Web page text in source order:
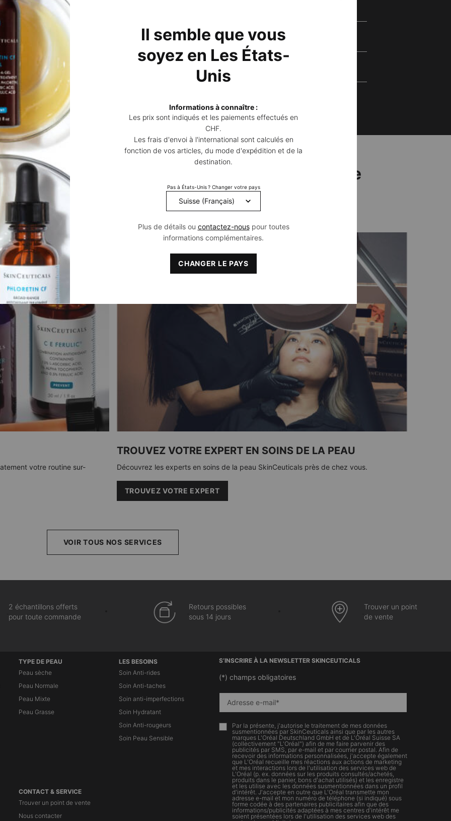
Faut-il nettoyer la peau après avoir utilisé des masques faciaux ?
Comment appliquer les masques pour le visage ?
Combien de temps laisser poser un masque ?
un professionnel pour créer votre routine
Découvrez nos services pour construire votre routine personnalisée
votre routine sur-
TROUVEZ VOTRE EXPERT EN SOINS DE LA PEAU
Découvrez les experts en soins de la peau SkinCeuticals près de chez vous.
TROUVEZ VOTRE EXPERT
VOIR TOUS NOS SERVICES
2 échantillons offerts
pour toute commande
Retours possibles
sous 14 jours
Trouver un point
de vente
TYPE DE PEAU
Peau sèche
Peau Normale
Peau Mixte
Peau Grasse
LES BESOINS
Soin Anti-rides
Soin Anti-taches
Soin anti-imperfections
Soin Hydratant
Soin Anti-rougeurs
Soin Peau Sensible
CONTACT & SERVICE
Trouver un point de vente
Nous contacter
S’INSCRIRE À LA NEWSLETTER SKINCEUTICALS
(*) champs obligatoires
Adresse e-mail*
Par la présente, j'autorise le traitement de mes données
susmentionnées par SkinCeuticals ainsi que par les autres
marques L'Oréal Deutschland GmbH et de L'Oréal Suisse SA
(collectivement "L'Oréal") afin de me faire parvenir des
publicités par SMS, par e-mail et par courrier postal. Afin de
recevoir des informations personnalisées, j'accepte également
que L'Oréal recueille mes réactions aux actions de marketing
et mes interactions lors de l'utilisation des services web de
L'Oréal (p. ex. données sur les produits consultés/achetés,
produits dans le panier, bons d'achat utilisés) et les enregistre
et les utilise avec les données susmentionnées dans un profil
d'intérêt. J'accepte en outre que L'Oréal transmette mon
adresse e-mail et mon numéro de téléphone (si indiqué) sous
forme codée à des partenaires publicitaires afin que des
informations/publicités adaptées à mes centres d'intérêt me
soient présentées lors de l'utilisation des services web des
Il semble que vous
soyez en Les États-
Unis
Informations à connaître :
Les prix sont indiqués et les paiements effectués en
CHF.
Les frais d'envoi à l'international sont calculés en
fonction de vos articles, du mode d'expédition et de la
destination.
Pas à États-Unis ? Changer votre pays
Plus de détails ou contactez-nouspour toutes
informations complémentaires.
CHANGER LE PAYS